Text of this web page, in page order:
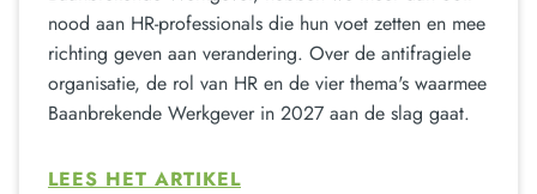
nood aan HR-professionals die hun voet zetten en mee
richting geven aan verandering. Over de antifragiele
organisatie, de rol van HR en de vier thema's waarmee
Baanbrekende Werkgever in 2027 aan de slag gaat.
LEES HET ARTIKEL